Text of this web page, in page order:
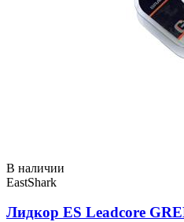
В наличии
EastShark
Лидкор ES Leadcore